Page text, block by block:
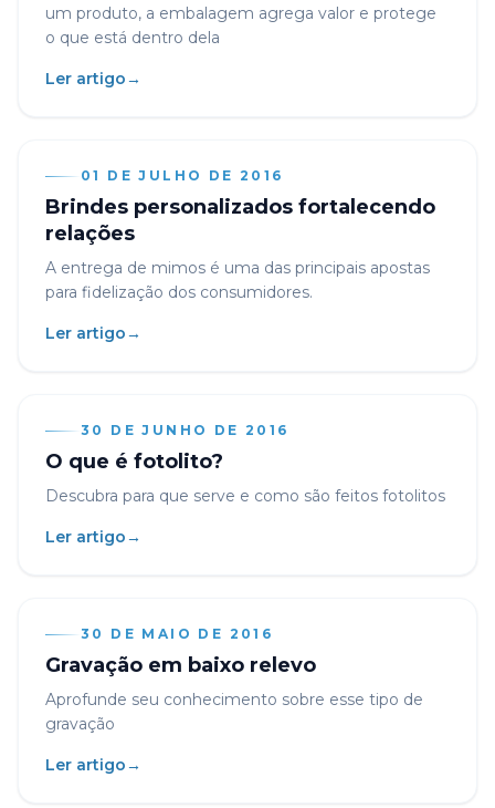
um produto, a embalagem agrega valor e protege
o que está dentro dela
Ler artigo→
01 DE JULHO DE 2016
Brindes personalizados fortalecendo
relações
A entrega de mimos é uma das principais apostas
para fidelização dos consumidores.
Ler artigo→
30 DE JUNHO DE 2016
O que é fotolito?
Descubra para que serve e como são feitos fotolitos
Ler artigo→
30 DE MAIO DE 2016
Gravação em baixo relevo
Aprofunde seu conhecimento sobre esse tipo de
gravação
Ler artigo→